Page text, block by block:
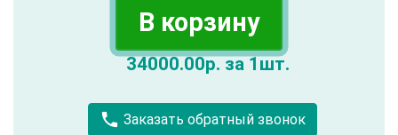
В корзину
34000.00р. за 1шт.
call Заказать обратный звонок